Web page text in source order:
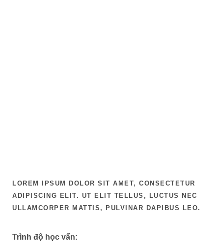
LOREM IPSUM DOLOR SIT AMET, CONSECTETUR
ADIPISCING ELIT. UT ELIT TELLUS, LUCTUS NEC
ULLAMCORPER MATTIS, PULVINAR DAPIBUS LEO.
Trình độ học vấn: